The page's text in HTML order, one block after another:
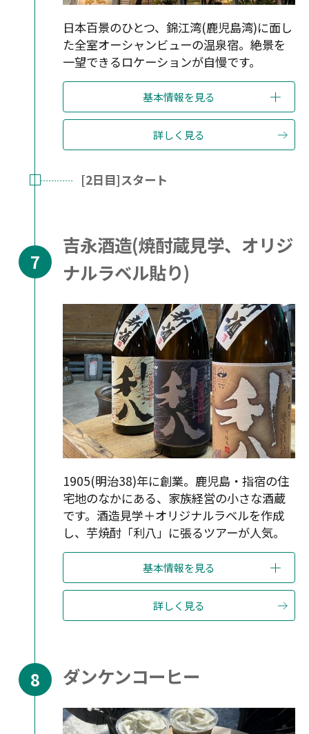
日本百景のひとつ、錦江湾(鹿児島湾)に面し
た全室オーシャンビューの温泉宿。絶景を
一望できるロケーションが自慢です。
基本情報を見る
詳しく見る
[2日目]スタート
吉永酒造(焼酎蔵見学、オリジ
ナルラベル貼り)
1905(明治38)年に創業。鹿児島・指宿の住
宅地のなかにある、家族経営の小さな酒蔵
です。酒造見学＋オリジナルラベルを作成
し、芋焼酎「利八」に張るツアーが人気。
基本情報を見る
詳しく見る
ダンケンコーヒー